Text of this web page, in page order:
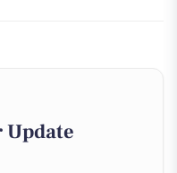
Update